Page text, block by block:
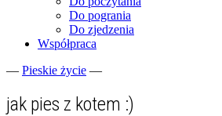
Do pogrania
Do zjedzenia
Współpraca
zgranestado.pl
— Pieskie życie —
jak pies z kotem :)